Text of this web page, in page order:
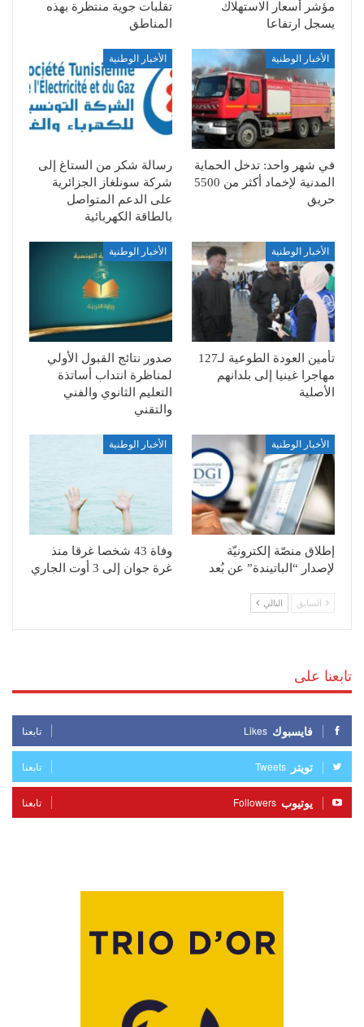
مؤشر أسعار الاستهلاك
يسجل ارتفاعا
تقلبات جوية منتظرة بهذه
المناطق
الأخبار الوطنية
في شهر واحد: تدخل الحماية
المدنية لإخماد أكثر من 5500
حريق
الأخبار الوطنية
رسالة شكر من الستاغ إلى
شركة سونلغاز الجزائرية
على الدعم المتواصل
بالطاقة الكهربائية
الأخبار الوطنية
تأمين العودة الطوعية لـ127
مهاجرا غينيا إلى بلدانهم
الأصلية
الأخبار الوطنية
صدور نتائج القبول الأولي
لمناظرة انتداب أساتذة
التعليم الثانوي والفني
والتقني
الأخبار الوطنية
إطلاق منصّة إلكترونيّة
لإصدار “الباتيندة” عن بُعد
الأخبار الوطنية
وفاة 43 شخصا غرقا منذ
غرة جوان إلى 3 أوت الجاري
السابق التالي
تابعنا على
فايسبوك Likes تابعنا
تويتر Tweets تابعنا
يوتيوب Followers تابعنا